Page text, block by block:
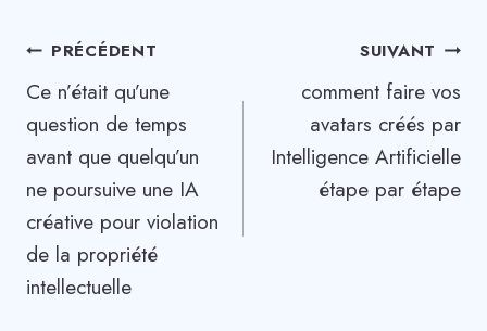
Navigation
de
l’article
PRÉCÉDENT
Ce n’était qu’une
question de temps
avant que quelqu’un
ne poursuive une IA
créative pour violation
de la propriété
intellectuelle
SUIVANT
comment faire vos
avatars créés par
Intelligence Artificielle
étape par étape